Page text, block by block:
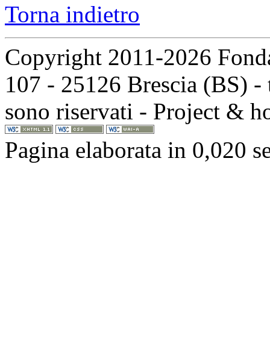
Torna indietro
Copyright 2011-2026
107 - 25126 Brescia (BS)
sono riservati - Project &
Pagina elaborata in 0,020